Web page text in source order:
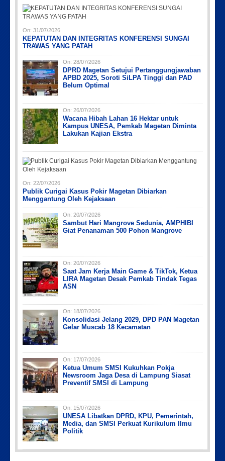
On: 31/07/2026
KEPATUTAN DAN INTEGRITAS KONFERENSI SUNGAI
TRAWAS YANG PATAH
On: 28/07/2026
DPRD Magetan Setujui Pertanggungjawaban
APBD 2025, Soroti SiLPA Tinggi dan PAD
Belum Optimal
On: 26/07/2026
Wacana Hibah Lahan 16 Hektar untuk
Kampus UNESA, Pemkab Magetan Diminta
Lakukan Kajian Ekstra
On: 22/07/2026
Publik Curigai Kasus Pokir Magetan Dibiarkan
Menggantung Oleh Kejaksaan
On: 20/07/2026
Sambut Hari Mangrove Sedunia, AMPHIBI
Giat Penanaman 500 Pohon Mangrove
On: 20/07/2026
Saat Jam Kerja Main Game & TikTok, Ketua
LIRA Magetan Desak Pemkab Tindak Tegas
ASN
On: 18/07/2026
Konsolidasi Jelang 2029, DPD PAN Magetan
Gelar Muscab 18 Kecamatan
On: 17/07/2026
Ketua Umum SMSI Kukuhkan Pokja
Newsroom Jaga Desa di Lampung Siasat
Preventif SMSI di Lampung
On: 15/07/2026
UNESA Libatkan DPRD, KPU, Pemerintah,
Media, dan SMSI Perkuat Kurikulum Ilmu
Politik